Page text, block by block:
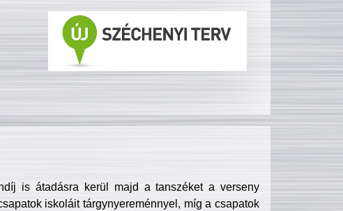
is átadásra kerül majd a tanszéket a verseny
iskoláit tárgynyereménnyel, míg a csapatok